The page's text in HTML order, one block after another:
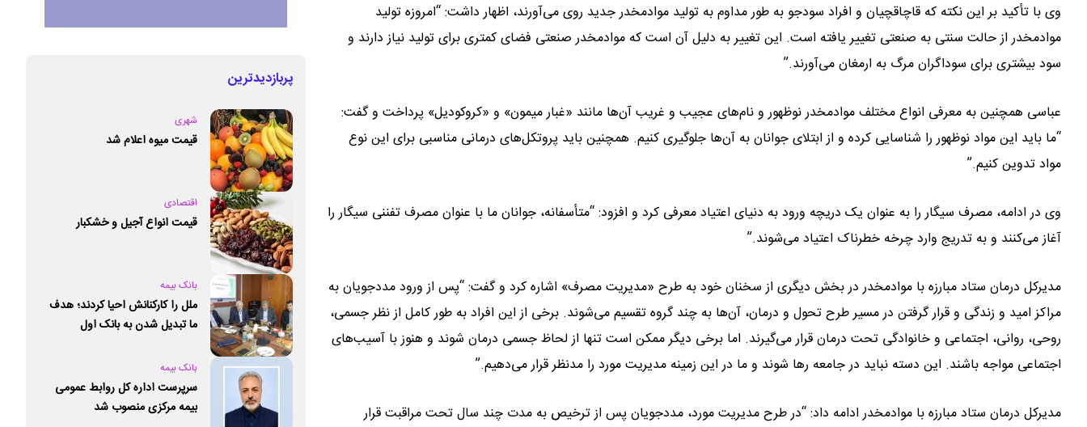
وی با تأکید بر این نکته که قاچاقچیان و افراد سودجو به طور مداوم به تولید موادمخدر جدید روی می‌آورند، اظهار داشت: “امروزه تولید
موادمخدر از حالت سنتی به صنعتی تغییر یافته است. این تغییر به دلیل آن است که موادمخدر صنعتی فضای کمتری برای تولید نیاز دارند و
سود بیشتری برای سوداگران مرگ به ارمغان می‌آورند.”
عباسی همچنین به معرفی انواع مختلف موادمخدر نوظهور و نام‌های عجیب و غریب آن‌ها مانند «غبار میمون» و «کروکودیل» پرداخت و گفت:
“ما باید این مواد نوظهور را شناسایی کرده و از ابتلای جوانان به آن‌ها جلوگیری کنیم. همچنین باید پروتکل‌های درمانی مناسبی برای این نوع
مواد تدوین کنیم.”
وی در ادامه، مصرف سیگار را به عنوان یک دریچه ورود به دنیای اعتیاد معرفی کرد و افزود: “متأسفانه، جوانان ما با عنوان مصرف تفننی سیگار را
آغاز می‌کنند و به تدریج وارد چرخه خطرناک اعتیاد می‌شوند.”
مدیرکل درمان ستاد مبارزه با موادمخدر در بخش دیگری از سخنان خود به طرح «مدیریت مصرف» اشاره کرد و گفت: “پس از ورود مددجویان به
مراکز امید و زندگی و قرار گرفتن در مسیر طرح تحول و درمان، آن‌ها به چند گروه تقسیم می‌شوند. برخی از این افراد به طور کامل از نظر جسمی،
روحی، روانی، اجتماعی و خانوادگی تحت درمان قرار می‌گیرند. اما برخی دیگر ممکن است تنها از لحاظ جسمی درمان شوند و هنوز با آسیب‌های
اجتماعی مواجه باشند. این دسته نباید در جامعه رها شوند و ما در این زمینه مدیریت مورد را مدنظر قرار می‌دهیم.”
مدیرکل درمان ستاد مبارزه با موادمخدر ادامه داد: “در طرح مدیریت مورد، مددجویان پس از ترخیص به مدت چند سال تحت مراقبت قرار
پربازدیدترین
شهری
قیمت میوه اعلام شد
اقتصادی
قیمت انواع آجیل و خشکبار
بانک بیمه
ملل را کارکنانش احیا کردند؛ هدف
ما تبدیل شدن به بانک اول
بانک بیمه
سرپرست اداره کل روابط عمومی
بیمه مرکزی منصوب شد